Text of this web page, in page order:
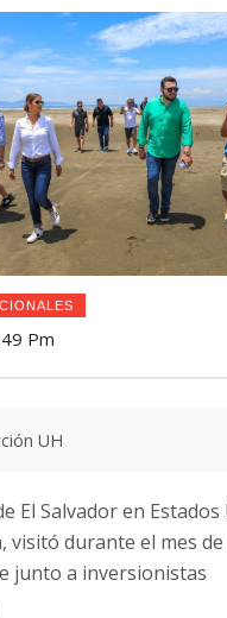
Pm
UH
El Salvador en Estados
visitó durante el mes de
junto a inversionistas